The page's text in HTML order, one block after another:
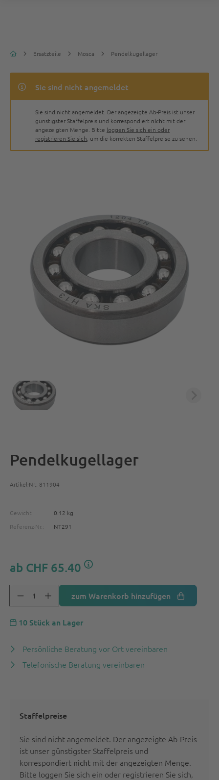
Ersatzteile Mosca Pendelkugellager
Sie sind nicht angemeldet
Sie sind nicht angemeldet. Der angezeigte Ab-Preis ist unser
günstigster Staffelpreis und korrespondiert nicht mit der
angezeigten Menge. Bitte loggen Sie sich ein oder
registrieren Sie sich , um die korrekten Staffelpreise zu sehen.
Pendelkugellager
Artikel-Nr.: 811904
Gewicht
0.12 kg
Referenz-Nr.:
NT291
ab CHF 65.40
zum Warenkorb hinzufügen
10 Stück an Lager
Persönliche Beratung vor Ort vereinbaren
Telefonische Beratung vereinbaren
Staffelpreise
Sie sind nicht angemeldet. Der angezeigte Ab-Preis
ist unser günstigster Staffelpreis und
korrespondiert nicht mit der angezeigten Menge.
Bitte loggen Sie sich ein oder registrieren Sie sich,